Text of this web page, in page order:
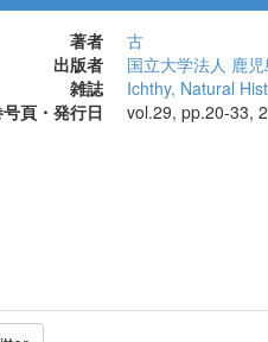
著者
古
出版者
国立大学法人 鹿
雑誌
Ichthy, Natural
頁・発行日
vol.29, pp.20-33,